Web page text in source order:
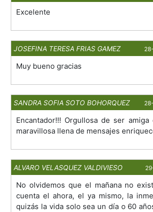
Excelente
JOSEFINA TERESA FRIAS GAMEZ
Muy bueno gracias
SANDRA SOFIA SOTO BOHORQUEZ
Encantador!!! Orgullosa de ser
maravillosa llena de mensajes
ALVARO VELASQUEZ VALDIVIESO
No olvidemos que el mañana no
cuenta el ahora, el ya mismo, la
quizás la vida solo sea un día o 60